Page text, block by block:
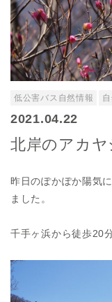
低公害バス自然情報
2021.04.22
北岸のアカヤ
昨日のぽかぽか陽気
ました。
千手ヶ浜から徒歩20